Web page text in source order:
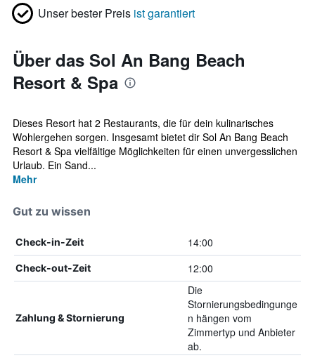
Unser bester Preis ist garantiert
Über das Sol An Bang Beach
Resort & Spa
Dieses Resort hat 2 Restaurants, die für dein kulinarisches
Wohlergehen sorgen. Insgesamt bietet dir Sol An Bang Beach
Resort & Spa vielfältige Möglichkeiten für einen unvergesslichen
Urlaub. Ein Sand...
Mehr
Gut zu wissen
Check-in-Zeit 14:00
Check-out-Zeit 12:00
Zahlung & Stornierung
Die
Stornierungsbedingunge
n hängen vom
Zimmertyp und Anbieter
ab.